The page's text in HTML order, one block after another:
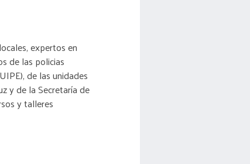
expertos en
de las policias
de las unidades
y de la Secretaría de
y talleres